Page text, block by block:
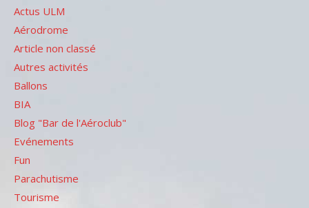
Actus ULM
Aérodrome
Article non classé
Autres activités
Ballons
BIA
Blog "Bar de l'Aéroclub"
Evénements
Fun
Parachutisme
Tourisme